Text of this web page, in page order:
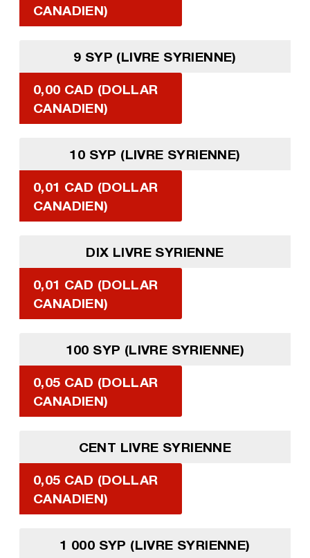
CANADIEN)
9 SYP (LIVRE SYRIENNE)
0,00 CAD (DOLLAR
CANADIEN)
10 SYP (LIVRE SYRIENNE)
0,01 CAD (DOLLAR
CANADIEN)
DIX LIVRE SYRIENNE
0,01 CAD (DOLLAR
CANADIEN)
100 SYP (LIVRE SYRIENNE)
0,05 CAD (DOLLAR
CANADIEN)
CENT LIVRE SYRIENNE
0,05 CAD (DOLLAR
CANADIEN)
1 000 SYP (LIVRE SYRIENNE)